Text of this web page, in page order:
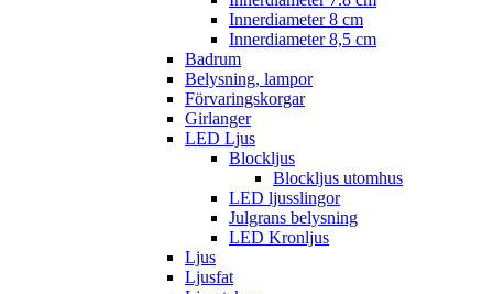
Innerdiameter 8 cm
Innerdiameter 8,5 cm
Badrum
Belysning, lampor
Förvaringskorgar
Girlanger
LED Ljus
Blockljus
Blockljus utomhus
LED ljusslingor
Julgrans belysning
LED Kronljus
Ljus
Ljusfat